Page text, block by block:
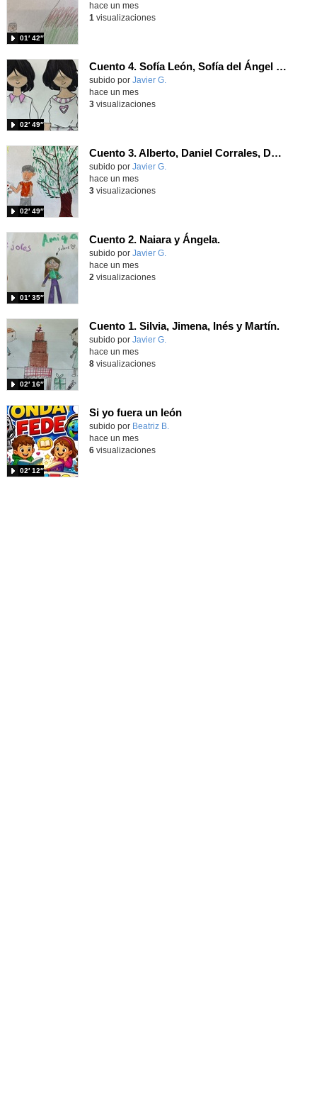
01′ 42″
hace un mes
1 visualizaciones
Cuento 4. Sofía León, Sofía del Ángel y Cristina.
Contenido educativo.
subido por Javier G.
02′ 49″
hace un mes
3visualizaciones
Cuento 3. Alberto, Daniel Corrales, Daniel Valdés, Luca y Aldric.
Contenido educativo.
subido por Javier G.
02′ 49″
hace un mes
3visualizaciones
Cuento 2. Naiara y Ángela.
Contenido educativo.
subido por Javier G.
01′ 35″
hace un mes
2 visualizaciones
Cuento 1. Silvia, Jimena, Inés y Martín.
Contenido educativo.
subido por Javier G.
02′ 16″
hace un mes
8visualizaciones
Si yo fuera un león
Contenido educativo.
subido por Beatriz B.
02′ 12″
hace un mes
6visualizaciones